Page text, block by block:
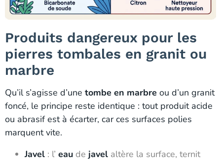
Produits dangereux pour les
pierres tombales en granit ou
marbre
Qu’il s’agisse d’une tombe en marbre ou d’un granit
foncé, le principe reste identique : tout produit acide
ou abrasif est à écarter, car ces surfaces polies
marquent vite.
Javel : l’ eau de javel altère la surface, ternit